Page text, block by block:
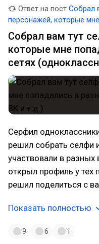
Ответ на пост Собрал
персонажей, которые
последнее время
Собрал вам тут
которые мне
сетях
Серфил
решил собрать селфи
участвовали в
открыл профиль у тех
решил поделиться с
Показать полностью
9 6 1